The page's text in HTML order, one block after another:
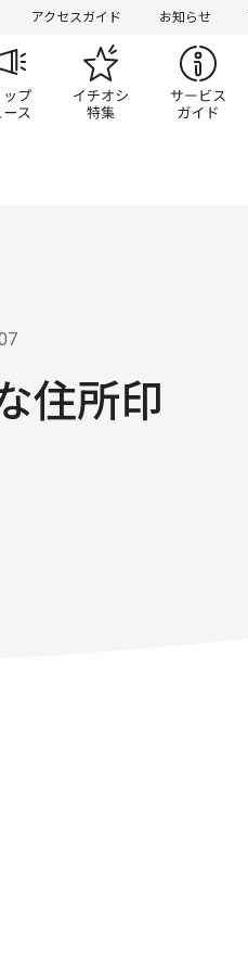
アクセスガイド お知らせ
ン一覧 ショップニュースイチオシ特集
住所印